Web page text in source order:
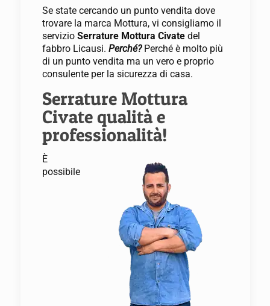
Se state cercando un punto vendita dove
trovare la marca Mottura, vi consigliamo il
servizio Serrature Mottura Civate del
fabbro Licausi. Perché?Perché è molto più
di un punto vendita ma un vero e proprio
consulente per la sicurezza di casa.
Serrature Mottura
Civate qualità e
professionalità!
È
possibile